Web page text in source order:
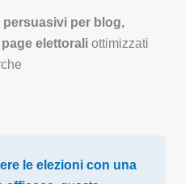
per blog,
elettorali ottimizzati
le elezioni con una